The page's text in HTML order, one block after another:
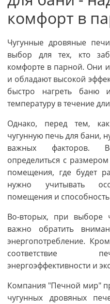
комфорт в
Чугунные дровяные
выбор для тех, кто
комфорте в парной. Они
и обладают высокой
быстро нагреть баню
температуру в течение
Однако, перед тем,
чугунную печь для бани,
важных факторов.
определиться с
помещения, где будет
нужно учитывать
помещения и
Во-вторых, при выборе
важно обратить
энергопотребление.
соответствие
энергоэффективности и
Компания "Печной мир"
чугунных дровяных